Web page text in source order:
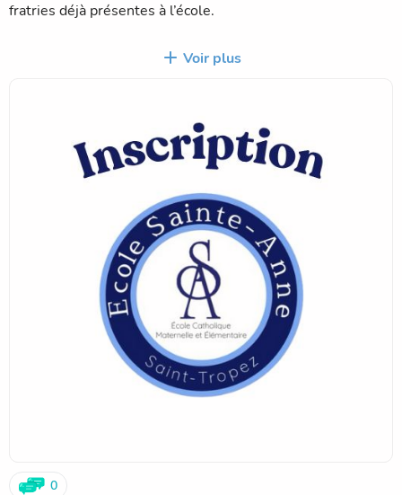
fratries déjà présentes à l’école.
Le document nécessaire à la demande de préinscription
ATTENTION : le document pour l'année en cours est
encore visible. Merci de vérifier la date à l'ouverture du
.
Il est important de compléter votre demande dans son
intégralité et la retourner à l'école dans les meilleurs
Pour les enfants déjà inscrits, une fiche de réinscription
sera remise aux familles à la rentrée des vacances de
Nous restons à votre écoute
Voir plus
0